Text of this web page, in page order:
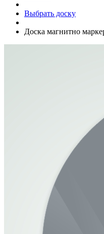
Выбрать доску
Доска магнитно